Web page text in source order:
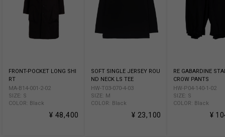
FRONT-POCKET LONG SHI
RT
MA-B14-001-2-02
SIZE: S
COLOR: Black
¥ 48,400
SOFT SINGLE JERSEY ROU
ND NECK LS TEE
HW-T03-070-4-03
SIZE: M
COLOR: Black
¥ 23,100
RE GABARDINE
CROW PANTS
HW-P04-140-1-02
SIZE: S
COLOR: Black
¥